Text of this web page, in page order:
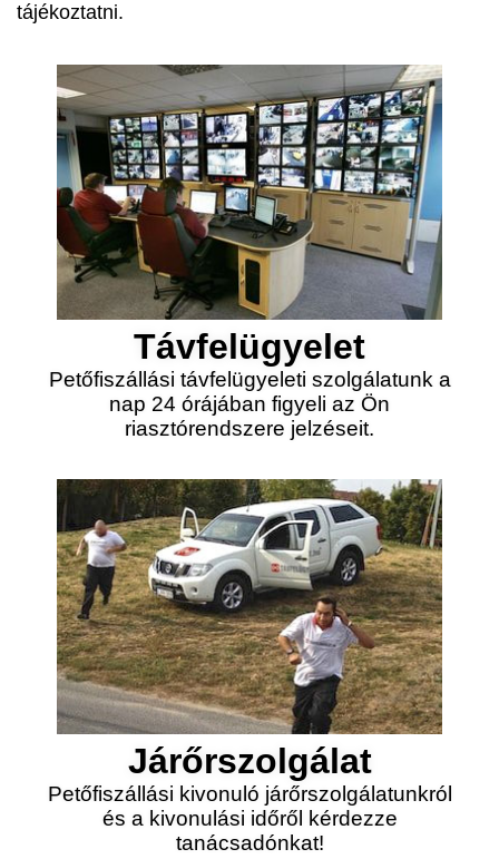
tájékoztatni.
Távfelügyelet
Petőfiszállási távfelügyeleti szolgálatunk a
nap 24 órájában figyeli az Ön
riasztórendszere jelzéseit.
Járőrszolgálat
Petőfiszállási kivonuló járőrszolgálatunkról
és a kivonulási időről kérdezze
tanácsadónkat!